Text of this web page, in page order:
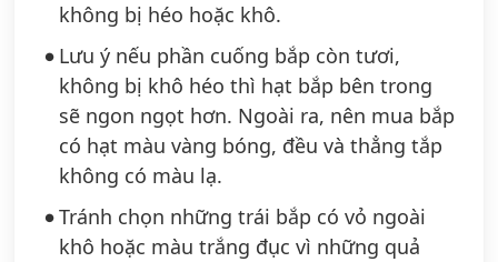
không bị héo hoặc khô.
Lưu ý nếu phần cuống bắp còn tươi,
không bị khô héo thì hạt bắp bên trong
sẽ ngon ngọt hơn. Ngoài ra, nên mua bắp
có hạt màu vàng bóng, đều và thẳng tắp
không có màu lạ.
Tránh chọn những trái bắp có vỏ ngoài
khô hoặc màu trắng đục vì những quả